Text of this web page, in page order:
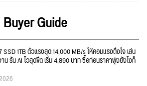
Buyer Guide
SSD 1TB ตัวแรงสุด 14,000 MB/s ให้คอมแรงถึงใจ เล่น
น รัน AI ไวสุดขีด เริ่ม 4,890 บาท ซื้อก่อนราคาพุ่งยังไงก็